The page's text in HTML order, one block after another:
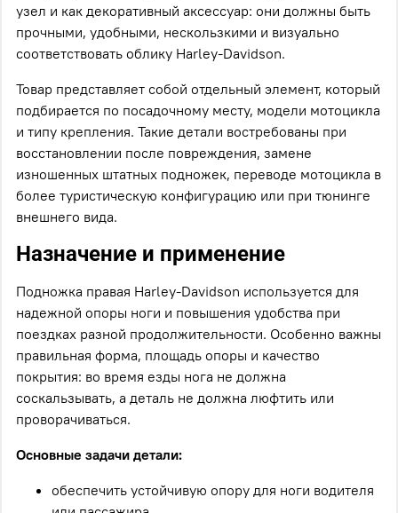
узел и как декоративный аксессуар: они должны быть
прочными, удобными, нескользкими и визуально
соответствовать облику Harley-Davidson.
Товар представляет собой отдельный элемент, который
подбирается по посадочному месту, модели мотоцикла
и типу крепления. Такие детали востребованы при
восстановлении после повреждения, замене
изношенных штатных подножек, переводе мотоцикла в
более туристическую конфигурацию или при тюнинге
внешнего вида.
Назначение и применение
Подножка правая Harley-Davidson используется для
надежной опоры ноги и повышения удобства при
поездках разной продолжительности. Особенно важны
правильная форма, площадь опоры и качество
покрытия: во время езды нога не должна
соскальзывать, а деталь не должна люфтить или
проворачиваться.
Основные задачи детали:
обеспечить устойчивую опору для ноги водителя